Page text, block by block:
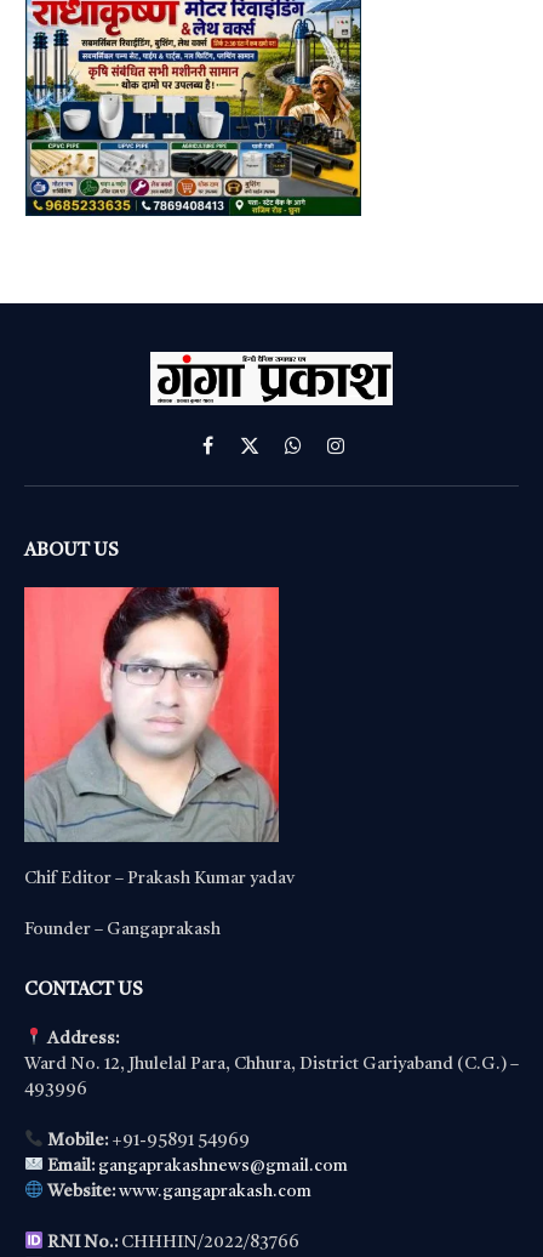
Facebook
X
WhatsAppInstagram
ABOUT US
Chif Editor – Prakash Kumar yadav
Founder – Gangaprakash
CONTACT US
Address:
Ward No. 12, Jhulelal Para, Chhura, District Gariyaband (C.G.) –
493996
Mobile:+91-95891 54969
Email: gangaprakashnews@gmail.com
Website: www.gangaprakash.com
RNI No.:CHHHIN/2022/83766